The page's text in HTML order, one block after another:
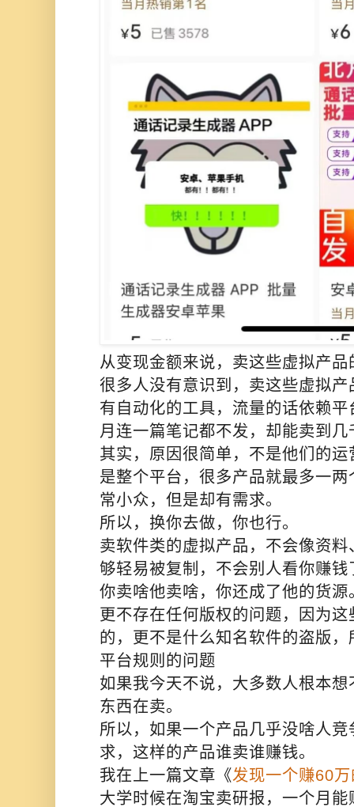
从变现金额来说，卖这些虚拟产
很多人没有意识到，卖这些虚拟
有自动化的工具，流量的话依赖
月连一篇笔记都不发，却能卖到几
其实，原因很简单，不是他们的
是整个平台，很多产品就最多一
常小众，但是却有需求。
所以，换你去做，你也行。
卖软件类的虚拟产品，不会像资
够轻易被复制，不会别人看你赚
你卖啥他卖啥，你还成了他的货源
更不存在任何版权的问题，因为
的，更不是什么知名软件的盗版
平台规则的问题
如果我今天不说，大多数人根本
东西在卖。
所以，如果一个产品几乎没啥人竞
求，这样的产品谁卖谁赚钱。
我在上一篇文章《发现一个赚60
大学时候在淘宝卖研报，一个月